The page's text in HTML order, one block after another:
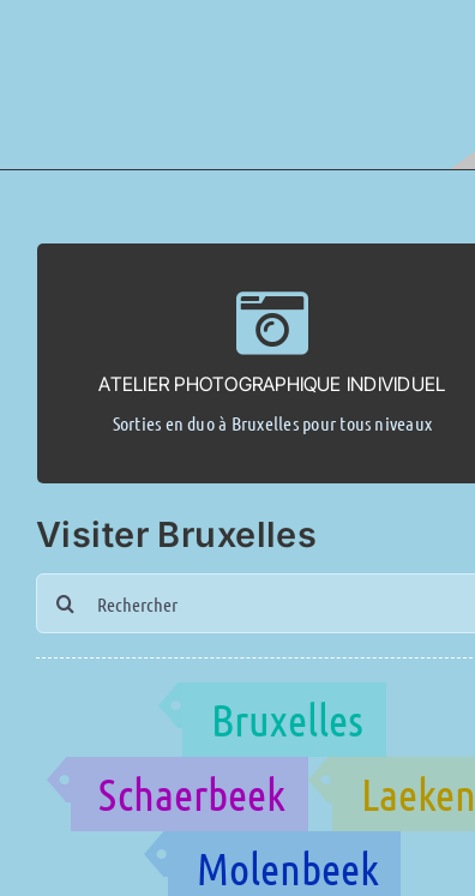
ATELIER PHOTOGRAPHIQUE INDIVIDUEL
Sorties en duo à Bruxelles pour tous niveaux
Dès 125,00 €
(2 pers. max).
> Demande d’info <
Visiter Bruxelles
Bruxelles
Schaerbeek
Laeken
Molenbeek